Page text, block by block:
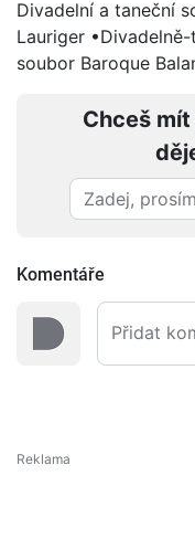
Divadelní a taneční
Lauriger
soubor Baroque
Chceš
Komentáře